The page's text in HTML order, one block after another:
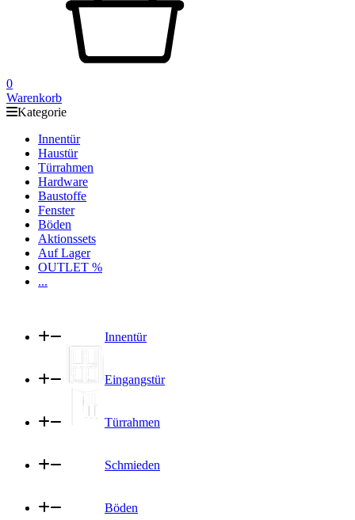
0
Warenkorb
Kategorie
Innentür
Haustür
Türrahmen
Hardware
Baustoffe
Fenster
Böden
Aktionssets
Auf Lager
OUTLET %
...
Innentür
Eingangstür
Türrahmen
Schmieden
Böden